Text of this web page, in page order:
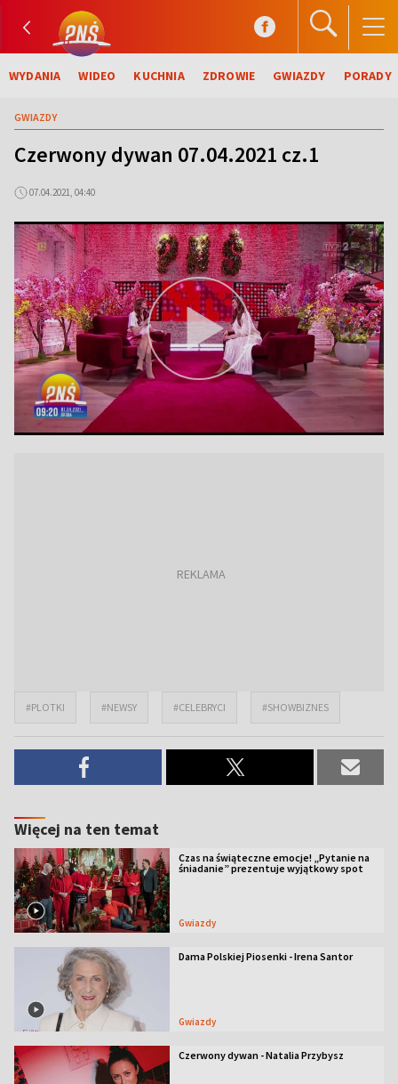
WYDANIA WIDEO KUCHNIA ZDROWIE GWIAZDY PORADY
GWIAZDY
Czerwony dywan 07.04.2021 cz.1
07.04.2021, 04:40
#PLOTKI #NEWSY #CELEBRYCI #SHOWBIZNES
Więcej na ten temat
Czas na świąteczne emocje! „Pytanie na
śniadanie” prezentuje wyjątkowy spot
Gwiazdy
Dama Polskiej Piosenki - Irena Santor
Gwiazdy
Czerwony dywan - Natalia Przybysz